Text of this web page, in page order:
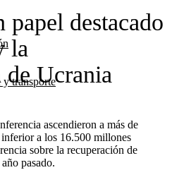
y transporte
destacado
la
Ucrania
ascendieron a más de
a los 16.500 millones
sobre la recuperación de
pasado.